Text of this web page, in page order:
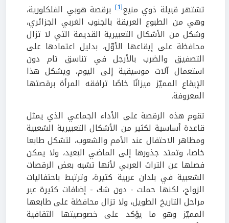
تشتهر قبيلة ذوي منيع[1]
برقصة هوبي الفلكلورية،
وهي من الطبوع العريقة بالجنوب الغربي الجزائري،
وشكل من الأشكال التعبيرية القديمة التي لا تزال
محافظة على إيقاعها الأوّل، بدليل اعتمادها على
التصفيق والضرب بالأرجل في تناسق تام دون
استعمال آلات موسيقية إلى اليوم، ويشكل هذا
الإيقاع المميّز ميزانًا خاصًا ترافقه المرأة برقصتها
المعروفة.
تقوم هذه الرقصة على الأداء الجماعي الذي يمثل
قاعدة أساسية لكثير من الأشكال التعبيرية الشعبية
ومظاهر الاحتفال عند الأمم والشعوب، لتشكل طابعا
خاصا، وتمتد جذورها إلى الماضي البعيد، ولا يمكن
فصلها عن التراث العربي لأنها تشبه بعض الرقصات
الشعبية في بلدان عربية كثيرة، وترتبط باحتفاليات
الزواج، لكنها حملت - دون شك - إضافات كثيرة عبر
مراحل التاريخ الطويل، ولا تزال محافظة على طابعها
المميّز وهو ما يؤكد على خصوصيتها الثقافية